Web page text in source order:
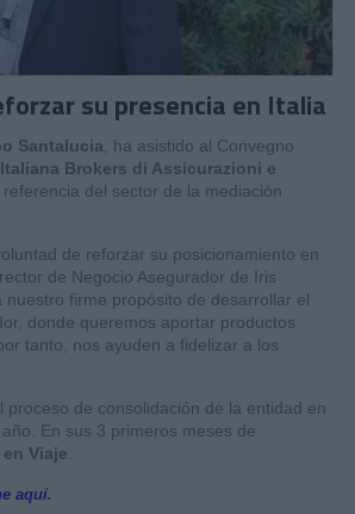
su presencia en Italia
Santalucia , ha asistido al Convegno
Brokers di Assicurazioni e
del sector de la mediación
de reforzar su posicionamiento en
de Negocio Asegurador de Iris
firme propósito de desarrollar el
donde queremos aportar productos
tanto, nos ayuden a fidelizar a los
de consolidación de la entidad en
En sus 3 primeros meses de
Viaje
aquí.